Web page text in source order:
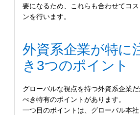
要になるため、これらも合わせてコ
ンを行います。
外資系企業が特に
き3つのポイント
グローバルな視点を持つ外資系企業
べき特有のポイントがあります。
一つ目のポイントは、グローバル本社